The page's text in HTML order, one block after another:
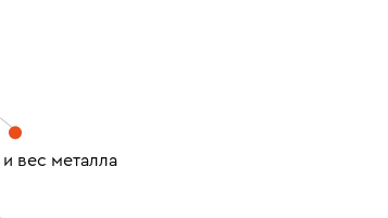
вес металла